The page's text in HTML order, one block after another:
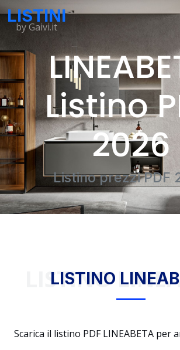
LISTINI
by Gaivi.it
Listino
2026
Listino prezzi PDF
LISTINO
LISTINO
Scarica il listino PDF LINEABETA per